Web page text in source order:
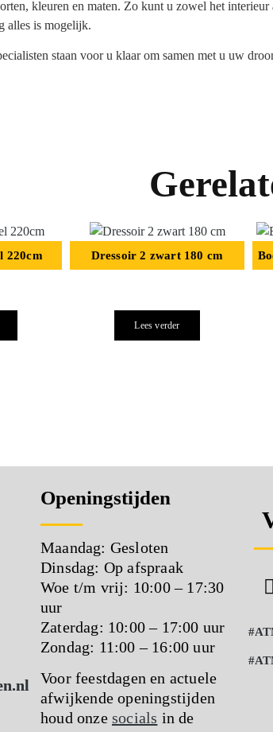
kleuren en maten. Zo kunt u zowel het
alles is mogelijk.
staan voor u klaar om samen met u uw
220cm Dressoir 2 zwart 180 cm
Lees verder
Openingstijden
Maandag: Gesloten
Dinsdag: Op afspraak
Woe t/m vrij: 10:00 – 17:30
uur
Zaterdag: 10:00 – 17:00 uur
Zondag: 11:00 – 16:00 uur
Voor feestdagen en actuele
afwijkende openingstijden
houd onze socials in de